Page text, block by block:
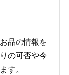
品の情報を
の可否や今
す。